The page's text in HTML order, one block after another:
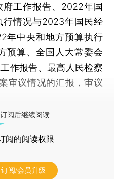
府工作报告、2022年国
行情况与2023年国民经
年中央和地方预算执行
预算、全国人大常委会
作报告、最高人民检察
审议情况的汇报，审议
阅后继续阅读
阅的阅读权限
订阅/会员升级